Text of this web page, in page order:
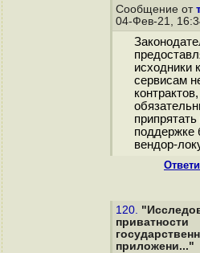
Сообщение от
04-Фев-21,
исходники
сервисам
поддержке
вендор-
120.
приватности
приложени..."